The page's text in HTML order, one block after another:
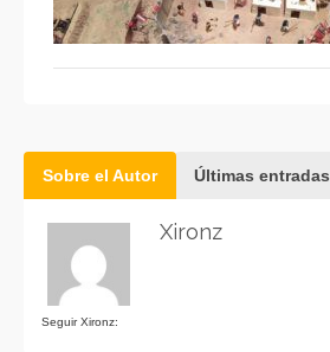
Sobre el Autor Últimas entradas
Seguir Xironz:
Xironz